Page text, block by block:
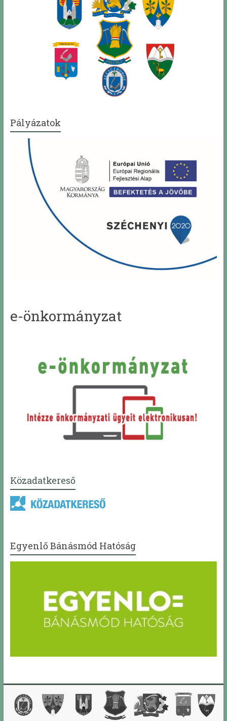
Pályázatok
e-önkormányzat
Közadatkereső
Egyenlő Bánásmód Hatóság